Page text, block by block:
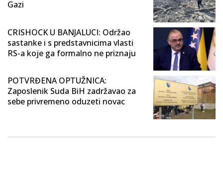
Gazi
CRISHOCK U BANJALUCI: Održao
sastanke i s predstavnicima vlasti
RS-a koje ga formalno ne priznaju
POTVRĐENA OPTUŽNICA:
Zaposlenik Suda BiH zadržavao za
sebe privremeno oduzeti novac